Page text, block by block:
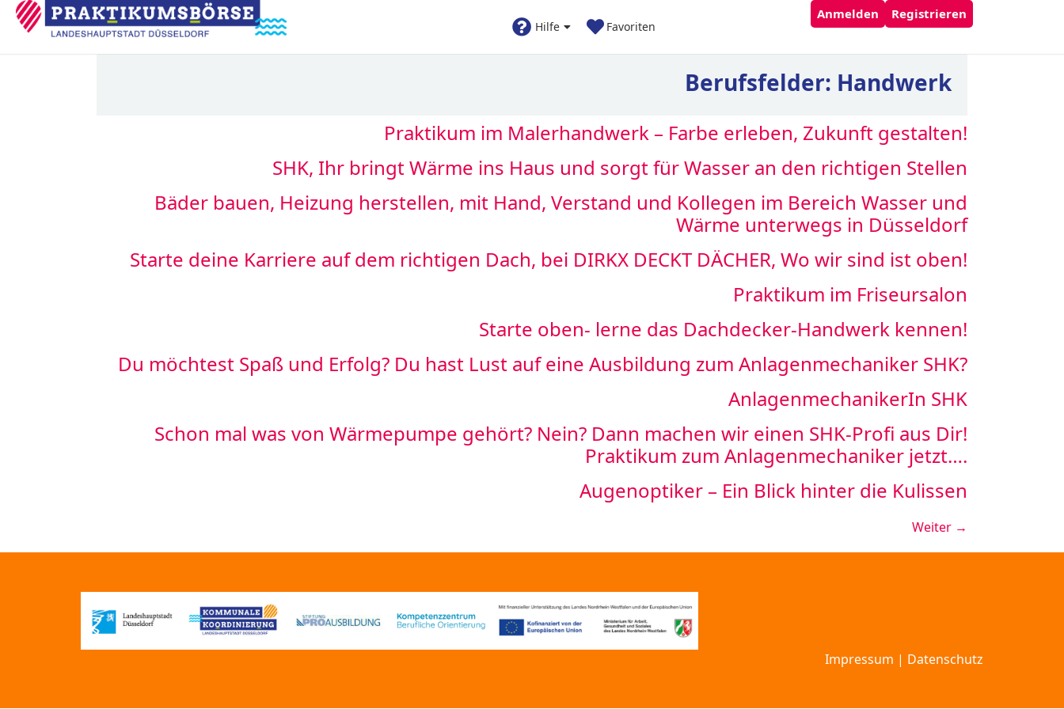
Hilfe Favoriten
Anmelden Registrieren
Berufsfelder: Handwerk
Praktikum im Malerhandwerk – Farbe erleben, Zukunft gestalten!
SHK, Ihr bringt Wärme ins Haus und sorgt für Wasser an den richtigen Stellen
Bäder bauen, Heizung herstellen, mit Hand, Verstand und Kollegen im Bereich Wasser und
Wärme unterwegs in Düsseldorf
Starte deine Karriere auf dem richtigen Dach, bei DIRKX DECKT DÄCHER, Wo wir sind ist oben!
Praktikum im Friseursalon
Starte oben- lerne das Dachdecker-Handwerk kennen!
Du möchtest Spaß und Erfolg? Du hast Lust auf eine Ausbildung zum Anlagenmechaniker SHK?
AnlagenmechanikerIn SHK
Schon mal was von Wärmepumpe gehört? Nein? Dann machen wir einen SHK-Profi aus Dir!
Praktikum zum Anlagenmechaniker jetzt….
Augenoptiker – Ein Blick hinter die Kulissen
Weiter →
Impressum | Datenschutz